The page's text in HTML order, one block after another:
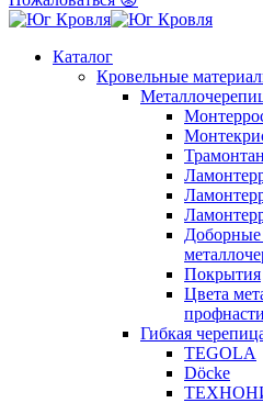
Каталог
Кровельные
Доборные
Покрытия
Цвета
Гибкая
TEGOLA
Döcke